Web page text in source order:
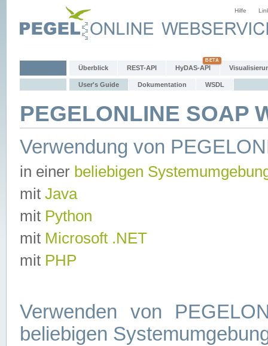
Hilfe
Überblick REST-API HyDAS-API
User's Guide Dokumentation WSDL
PEGELONLINE SOAP
Verwendung von
in einer beliebigen
mit Java
mit Python
mit Microsoft .NET
mit PHP
Verwenden von
beliebigen